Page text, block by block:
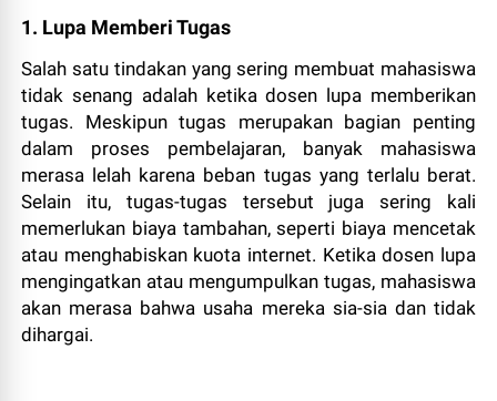
1. Lupa Memberi Tugas
Salah satu tindakan yang sering membuat mahasiswa
tidak senang adalah ketika dosen lupa memberikan
tugas. Meskipun tugas merupakan bagian penting
dalam proses pembelajaran, banyak mahasiswa
merasa lelah karena beban tugas yang terlalu berat.
Selain itu, tugas-tugas tersebut juga sering kali
memerlukan biaya tambahan, seperti biaya mencetak
atau menghabiskan kuota internet. Ketika dosen lupa
mengingatkan atau mengumpulkan tugas, mahasiswa
akan merasa bahwa usaha mereka sia-sia dan tidak
dihargai.